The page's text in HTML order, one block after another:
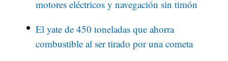
motores eléctricos y navegación sin timón
El yate de 450 toneladas que ahorra
combustible al ser tirado por una cometa